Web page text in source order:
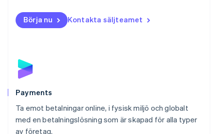
Börja nu Kontakta säljteamet
Payments
Ta emot betalningar online, i fysisk miljö och globalt
med en betalningslösning som är skapad för alla typer
av företag.
English
Nya Zeeland
Portugal
Português
English
DeutschFrançaisItalianoEnglish
Singapore
English简体中文